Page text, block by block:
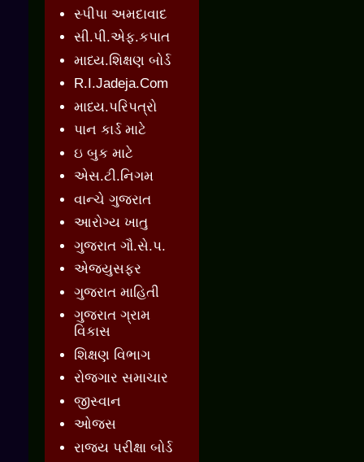
સ્પીપા અમદાવાદ
સી.પી.એફ.કપાત
માધ્ય.શિક્ષણ બોર્ડ
R.I.Jadeja.Com
માધ્ય.પરિપત્રો
પાન કાર્ડ માટે
ઇ બુક માટે
એસ.ટી.નિગમ
વાન્ચે ગુજરાત
આરોગ્ય ખાતુ
ગુજરાત ગૌ.સે.પ.
એજ્યુસફર
ગુજરાત માહિતી
ગુજરાત ગ્રામ
વિકાસ
શિક્ષણ વિભાગ
રોજગાર સમાચાર
જીસ્વાન
ઓજસ
રાજ્ય પરીક્ષા બોર્ડ